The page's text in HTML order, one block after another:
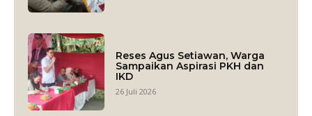
Reses Agus Setiawan, Warga
Sampaikan Aspirasi PKH dan
IKD
26 Juli 2026